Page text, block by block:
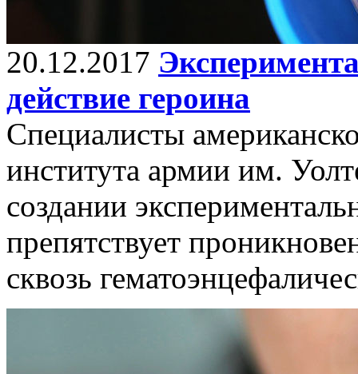
20.12.2017
действие героина
Специалисты
института армии им.
создании
препятствует
сквозь